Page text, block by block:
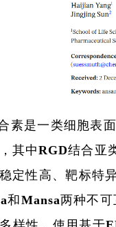
素是一类细胞表
其中RGD结合亚
定性高、靶标特
和Mansa两种不